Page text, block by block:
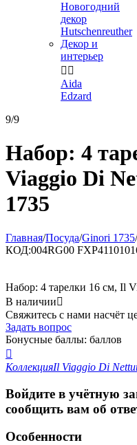
Новогодний
декор
Hutschenreuther
Декор и
интерьер
 
Aida
Edzard
9/9
Набор: 4
Viaggio Di
1735
Главная/Посуда/Ginori 1735/
КОД:004RG00
Набор: 4 тарелки 16 см, Il
В наличии
Свяжитесь с нами насчёт
Задать вопрос
Бонусные баллы: баллов

КоллекцияIl Viaggio Di
Войдите в учётную
сообщить вам об
Особенности